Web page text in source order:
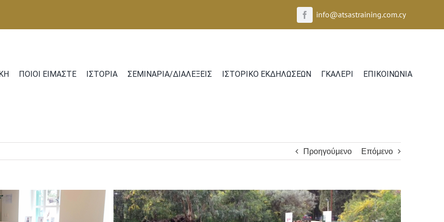
info@atsastraining.com.cy
ΠΟΙΟΙ ΕΙΜΑΣΤΕ ΙΣΤΟΡΙΑ ΣΕΜΙΝΑΡΙΑ/ΔΙΑΛΕΞΕΙΣ ΙΣΤΟΡΙΚO ΕΚΔΗΛΩΣΕΩΝ ΓΚΑΛΕΡΙ ΕΠΙΚΟΙΝΩΝΙΑ
Προηγούμενο Επόμενο